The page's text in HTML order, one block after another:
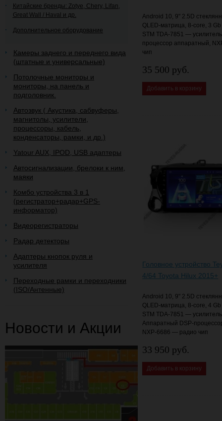
Китайские бренды: Zotye, Chery, Lifan,
Great Wall / Haval и др.
Дополнительное оборудование
Камеры заднего и переднего вида
(штатные и универсальные)
Потолочные мониторы и
мониторы, на панель и
подголовник.
Автозвук ( Акустика, сабвуферы,
магнитолы, усилители,
процессоры, кабель,
конденсаторы, рамки, и др.)
Yatour AUX, IPOD, USB адаптеры
Автосигнализации, брелоки к ним,
маяки
Комбо устройства 3 в 1
(регистратор+радар+GPS-
информатор)
Видеорегистраторы
Радар детекторы
Адаптеры кнопок руля и
усилителя
Переходные рамки и переходники
(ISO/Антенные)
Новости и Акции
Android 10, 9" 2.5D
QLED-матрица, 8-core, 3
STM TDA-7851 —
процессор аппаратный,
чип
35 500 руб.
Добавить в корзину
Головное устройство
4/64 Toyota Hilux 2015+
Android 10, 9" 2.5D
QLED-матрица, 8-core, 4
STM TDA-7851 — усилитель
Аппаратный DSP-
NXP-6686 — радио чип
33 950 руб.
Добавить в корзину